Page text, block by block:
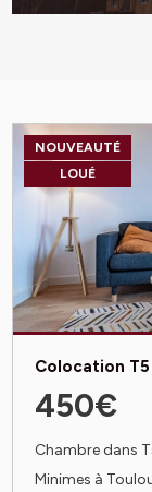
NOUVEAUTÉ
LOUÉ
Colocation
450€
Chambre dans
Minimes à